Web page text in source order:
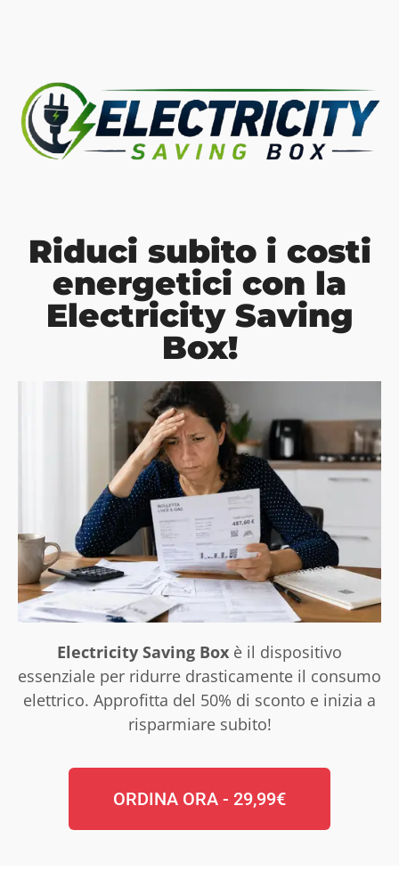
Riduci subito i costi
energetici con la
Electricity Saving
Box!
Electricity Saving Box è il dispositivo
essenziale per ridurre drasticamente il consumo
elettrico. Approfitta del 50% di sconto e inizia a
risparmiare subito!
ORDINA ORA - 29,99€